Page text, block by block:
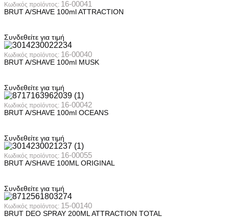
Κωδικός προϊόντος: 16-00041
BRUT A/SHAVE 100ml ATTRACTION
Συνδεθείτε για τιμή
Κωδικός προϊόντος: 16-00040
BRUT A/SHAVE 100ml MUSK
Συνδεθείτε για τιμή
Κωδικός προϊόντος: 16-00042
BRUT A/SHAVE 100ml OCEANS
Συνδεθείτε για τιμή
Κωδικός προϊόντος: 16-00055
BRUT A/SHAVE 100ML ORIGINAL
Συνδεθείτε για τιμή
Κωδικός προϊόντος: 15-00140
BRUT DEO SPRAY 200ML ATTRACTION TOTAL